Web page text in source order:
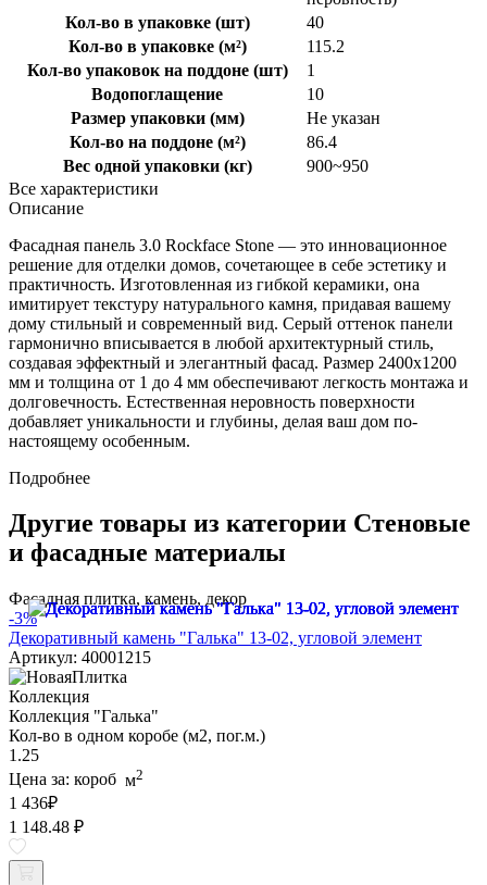
Кол-во в упаковке (шт)
40
Кол-во в упаковке (м²)
115.2
Кол-во упаковок на поддоне (шт)
1
Водопоглащение
10
Размер упаковки (мм)
Не указан
Кол-во на поддоне (м²)
86.4
Вес одной упаковки (кг)
900~950
Все характеристики
Описание
Фасадная панель 3.0 Rockface Stone — это инновационное
решение для отделки домов, сочетающее в себе эстетику и
практичность. Изготовленная из гибкой керамики, она
имитирует текстуру натурального камня, придавая вашему
дому стильный и современный вид. Серый оттенок панели
гармонично вписывается в любой архитектурный стиль,
создавая эффектный и элегантный фасад. Размер 2400x1200
мм и толщина от 1 до 4 мм обеспечивают легкость монтажа и
долговечность. Естественная неровность поверхности
добавляет уникальности и глубины, делая ваш дом по-
настоящему особенным.
Подробнее
Другие товары из категории Стеновые
и фасадные материалы
Фасадная плитка, камень, декор
-3%
Декоративный камень "Галька" 13-02, угловой элемент
Артикул: 40001215
Коллекция
Коллекция "Галька"
Кол-во в одном коробе (м2, пог.м.)
1.25
Цена за: короб м2
1 436₽
1 148.48 ₽